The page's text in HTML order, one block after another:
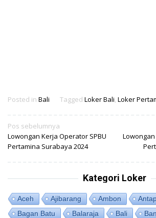
Posted in Bali Tagged Loker Bali, Loker
Navigasi
pos
Pos sebelumnya
Lowongan Kerja Operator SPBU
Pertamina Surabaya 2024
Kategori Loker
Aceh Ajibarang Ambon
Bagan Batu
Balaraja Bali